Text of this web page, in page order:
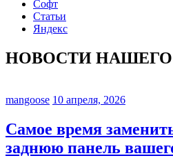
Софт
Статьи
Яндекс
НОВОСТИ НАШЕГО
mangoose 10 апреля, 2026
Самое время
заднюю панель